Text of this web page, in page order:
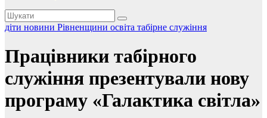
діти новини Рівненщини освіта табірне служіння
Працівники табірного
служіння презентували нову
програму «Галактика світла»